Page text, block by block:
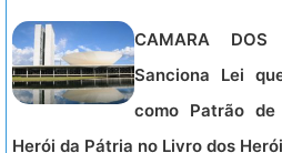
CAMARA DOS
Sanciona Lei
como Patrão de
Herói da Pátria no Livro dos